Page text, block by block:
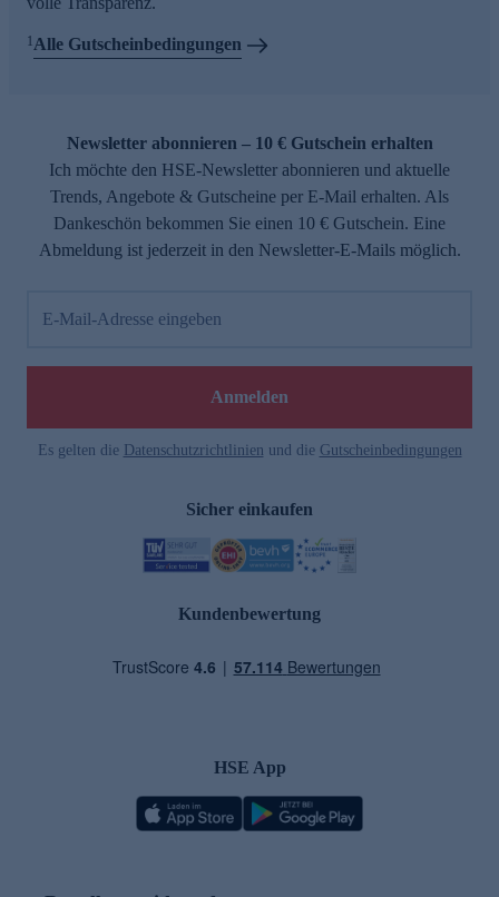
1 Alle Gutscheinbedingungen
Newsletter abonnieren – 10 € Gutschein erhalten
Ich möchte den HSE-Newsletter abonnieren und aktuelle
Trends, Angebote & Gutscheine per E-Mail erhalten. Als
Dankeschön bekommen Sie einen 10 € Gutschein. Eine
Abmeldung ist jederzeit in den Newsletter-E-Mails möglich.
E-Mail-Adresse eingeben
Anmelden
Es gelten die Datenschutzrichtlinien und die Gutscheinbedingungen
Sicher einkaufen
Kundenbewertung
HSE App